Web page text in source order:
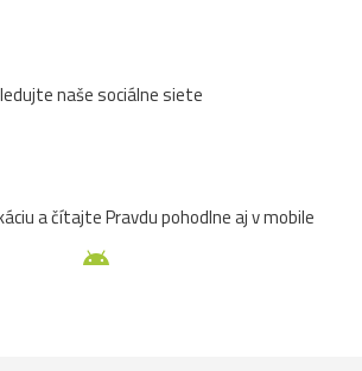
naše sociálne siete
a čítajte Pravdu pohodlne aj v mobile